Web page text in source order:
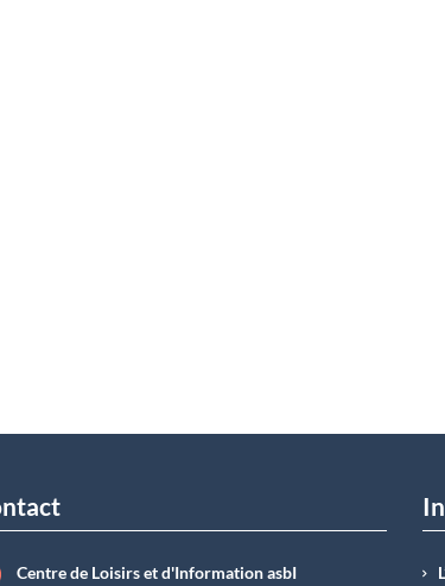
Centre de Loisirs et d'Information asbI